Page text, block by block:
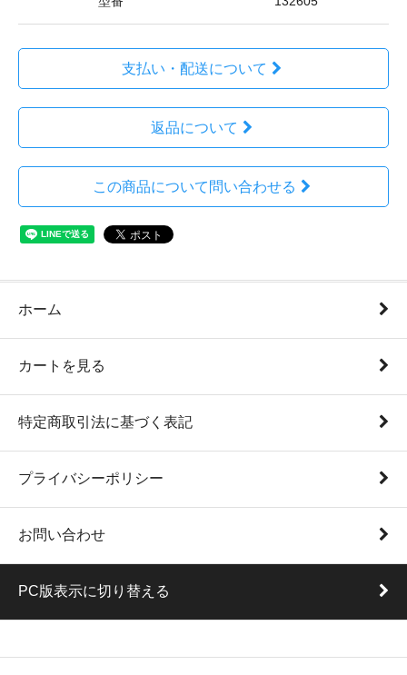
支払い・配送について
返品について
この商品について問い合わせる
ホーム
カートを見る
特定商取引法に基づく表記
プライバシーポリシー
お問い合わせ
PC版表示に切り替える